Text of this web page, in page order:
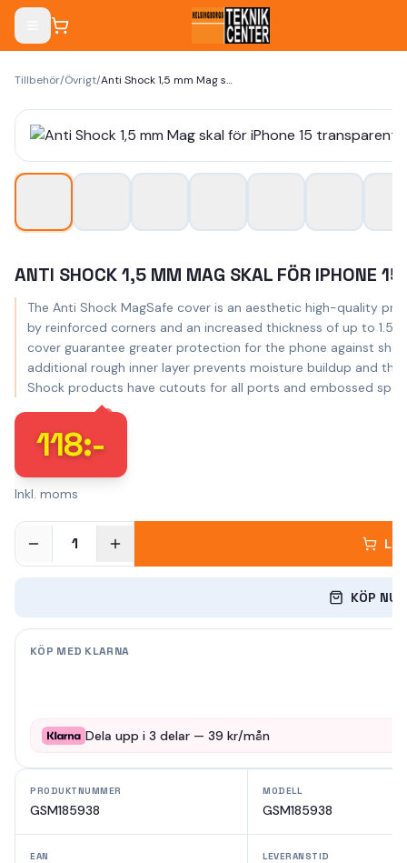
Tillbehör/Övrigt/ Anti Shock 1,5 mm Mag skal för iPhone 15 transparent big hole
ANTI SHOCK 1,5 MM MAG SKAL FÖR IPHONE 15
The Anti Shock MagSafe cover is an aesthetic high-quality
by reinforced corners and an increased thickness of up to 1.5
cover guarantee greater protection for the phone against
additional rough inner layer prevents moisture buildup and
Shock products have cutouts for all ports and embossed
118:-
Inkl. moms
1
KÖP NU
KÖP MED KLARNA
Dela upp i 3 delar — 39 kr/mån
PRODUKTNUMMER
GSM185938
MODELL
GSM185938
EAN LEVERANSTID